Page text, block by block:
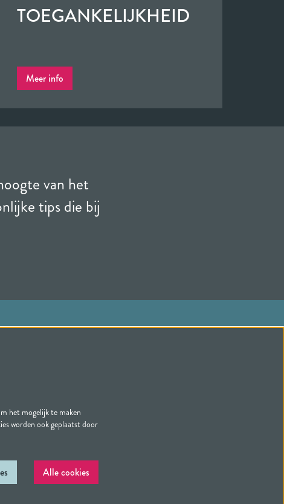
TOEGANKELIJKHEID
Meer info
van het
tips die bij
Schrijf je in voor onze nieuwsbrief
Powered byCultureSuite
het mogelijk te maken
worden ook geplaatst door
Alle cookies